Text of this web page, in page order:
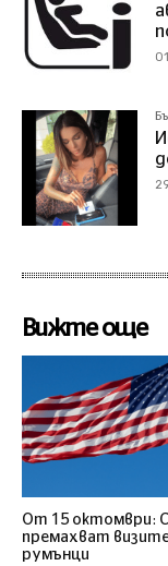
Вижте още
От 15 октомври:
премахват
румънци